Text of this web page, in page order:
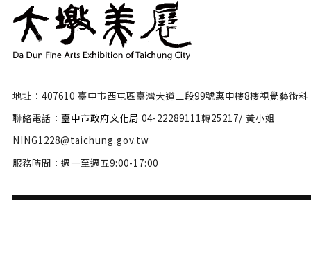
地址：407610 臺中市西屯區臺灣大道三段99號惠中樓8樓視覺藝術科
聯絡電話： 臺中市政府文化局 04-22289111轉25217/ 黃小姐
NING1228@taichung.gov.tw
服務時間：週一至週五9:00-17:00